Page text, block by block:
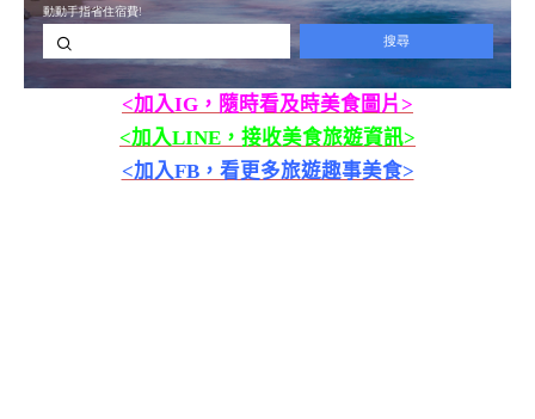
<加入IG，隨時看及時美食圖片>
<加入LINE，接收美食旅遊資訊>
<加入FB，看更多旅遊趣事美食>